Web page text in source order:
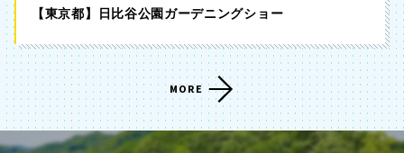
【東京都】日比谷公園ガーデニングショー
MORE